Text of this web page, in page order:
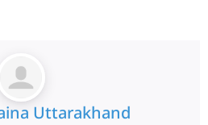
Uttarakhand